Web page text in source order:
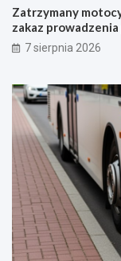
Zatrzymany
zakaz
7 sierpnia 2026